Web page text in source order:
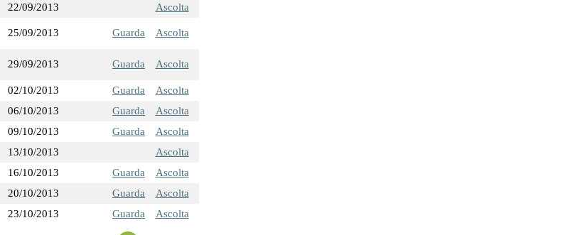
22/09/2013 Ascolta
25/09/2013 Guarda Ascolta
29/09/2013 Guarda Ascolta
02/10/2013 Guarda
Ascolta
06/10/2013 Guarda
Ascolta
09/10/2013 Guarda
Ascolta
13/10/2013
Ascolta
16/10/2013 Guarda
Ascolta
20/10/2013 Guarda
Ascolta
23/10/2013 Guarda Ascolta